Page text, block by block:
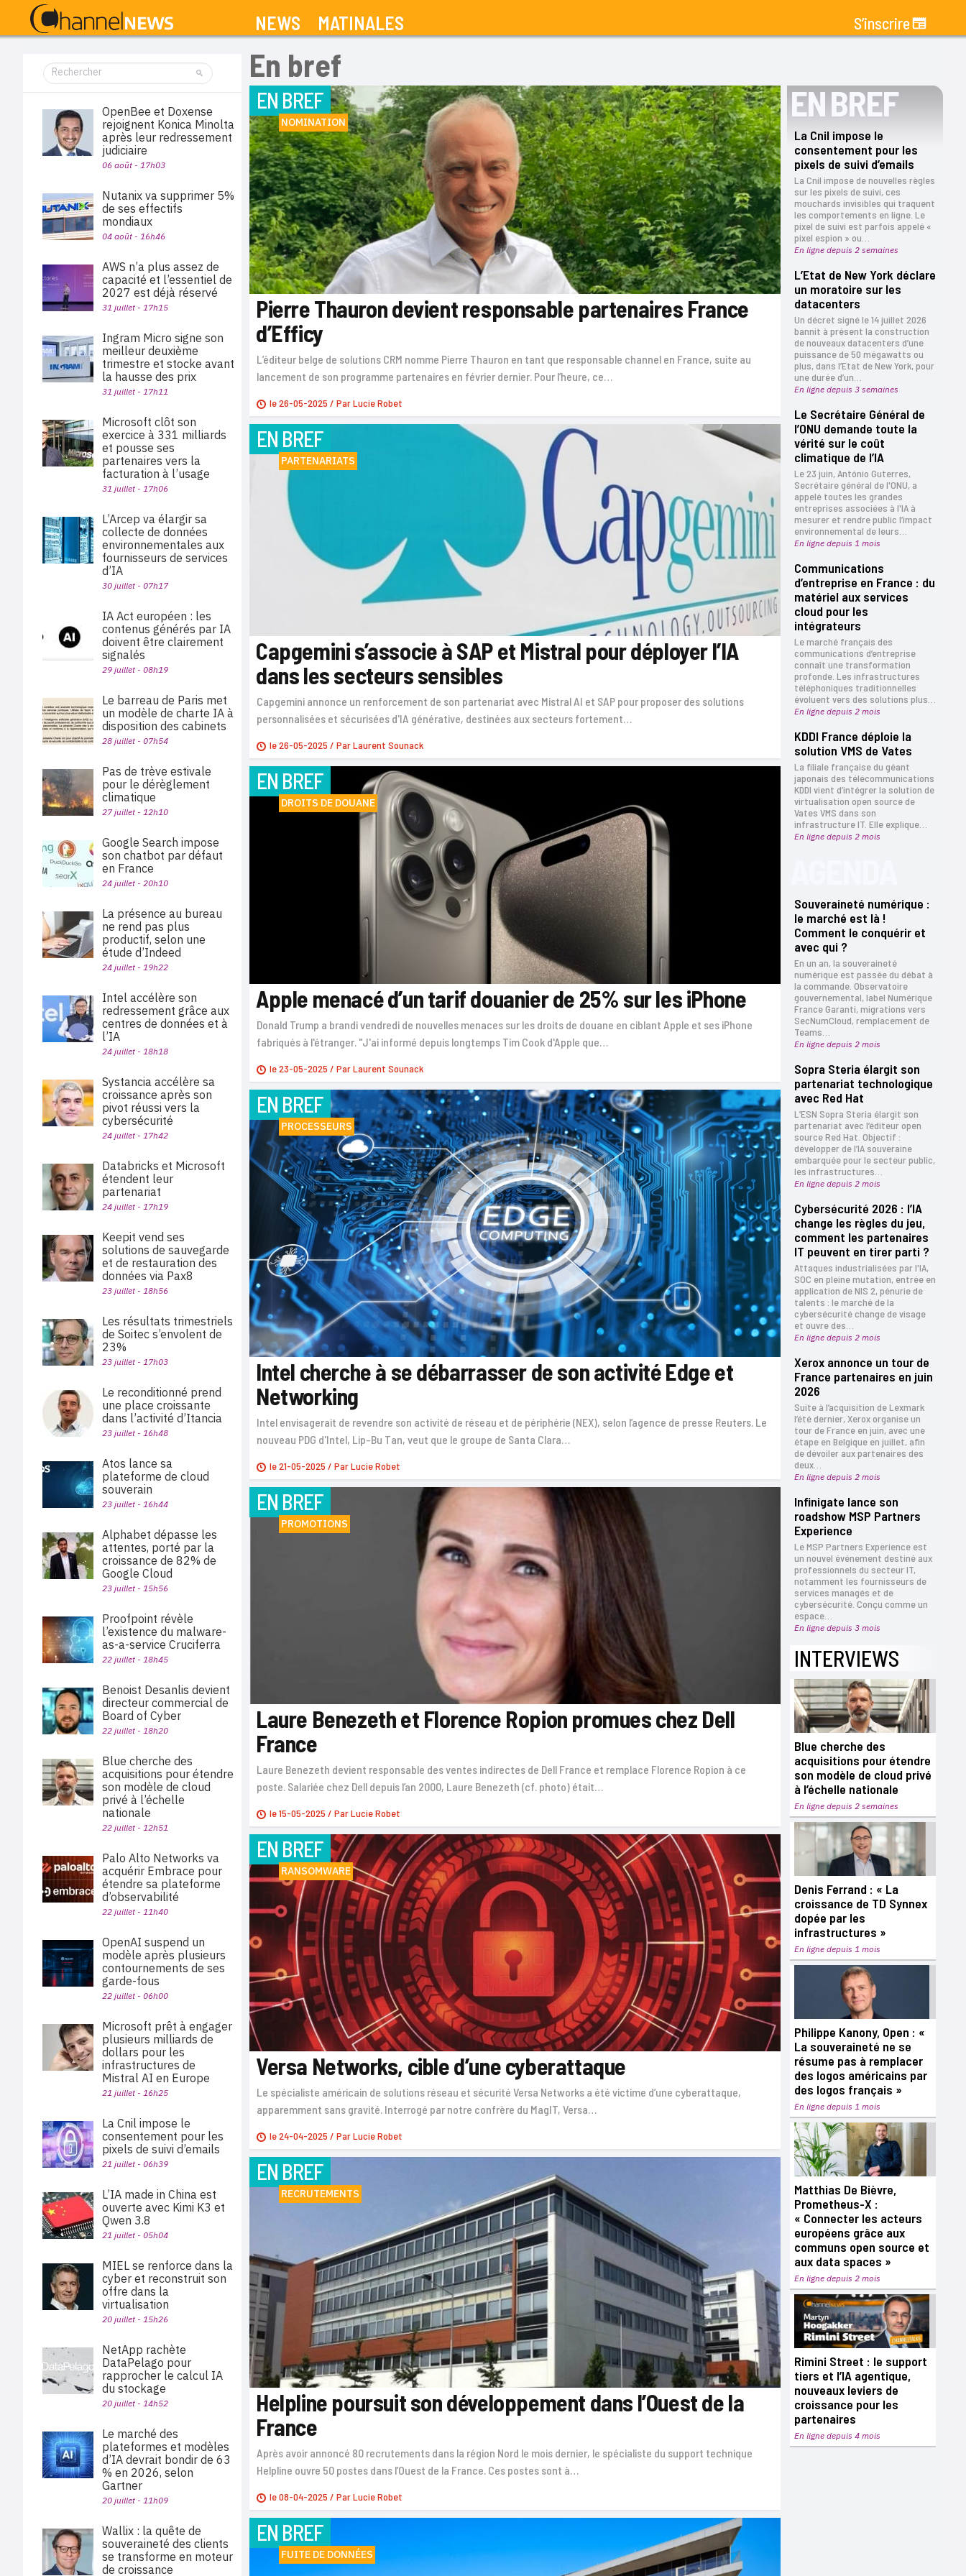
NEWS MATINALES S’inscrire
En bref
EN BREF
La Cnil impose le
consentement pour les
pixels de suivi d’emails
La Cnil impose de nouvelles règles
sur les pixels de suivi, ces
mouchards invisibles qui traquent
les comportements en ligne. Le
pixel de suivi est parfois appelé «
pixel espion » ou…
En ligne depuis 2 semaines
L’Etat de New York déclare
un moratoire sur les
datacenters
Un décret signé le 14 juillet 2026
bannit à présent la construction
de nouveaux datacenters d’une
puissance de 50 mégawatts ou
plus, dans l’Etat de New York, pour
une durée d’un…
En ligne depuis 3 semaines
Le Secrétaire Général de
l’ONU demande toute la
vérité sur le coût
climatique de l’IA
Le 23 juin, António Guterres,
Secrétaire général de l'ONU, a
appelé toutes les grandes
entreprises associées à l'IA à
mesurer et rendre public l’impact
environnemental de leurs…
En ligne depuis 1 mois
Communications
d’entreprise en France : du
matériel aux services
cloud pour les
intégrateurs
Le marché français des
communications d’entreprise
connaît une transformation
profonde. Les infrastructures
téléphoniques traditionnelles
évoluent vers des solutions plus…
En ligne depuis 2 mois
KDDI France déploie la
solution VMS de Vates
La filiale française du géant
japonais des télécommunications
KDDI vient d’intégrer la solution de
virtualisation open source de
Vates VMS dans son
infrastructure IT. Elle explique…
En ligne depuis 2 mois
Souveraineté numérique :
le marché est là !
Comment le conquérir et
avec qui ?
En un an, la souveraineté
numérique est passée du débat à
la commande. Observatoire
gouvernemental, label Numérique
France Garanti, migrations vers
SecNumCloud, remplacement de
Teams…
En ligne depuis 2 mois
Sopra Steria élargit son
partenariat technologique
avec Red Hat
L’ESN Sopra Steria élargit son
partenariat avec l’éditeur open
source Red Hat. Objectif :
développer de l’IA souveraine
embarquée pour le secteur public,
les infrastructures…
En ligne depuis 2 mois
Cybersécurité 2026 : l’IA
change les règles du jeu,
comment les partenaires
IT peuvent en tirer parti ?
Attaques industrialisées par l'IA,
SOC en pleine mutation, entrée en
application de NIS 2, pénurie de
talents : le marché de la
cybersécurité change de visage
et ouvre des…
En ligne depuis 2 mois
Xerox annonce un tour de
France partenaires en juin
2026
Suite à l’acquisition de Lexmark
l’été dernier, Xerox organise un
tour de France en juin, avec une
étape en Belgique en juillet, afin
de dévoiler aux partenaires des
deux…
En ligne depuis 2 mois
Infinigate lance son
roadshow MSP Partners
Experience
Le MSP Partners Experience est
un nouvel événement destiné aux
professionnels du secteur IT,
notamment les fournisseurs de
services managés et de
cybersécurité. Conçu comme un
espace…
En ligne depuis 3 mois
INTERVIEWS
Blue cherche des
acquisitions pour étendre
son modèle de cloud privé
à l’échelle nationale
En ligne depuis 2 semaines
Denis Ferrand : « La
croissance de TD Synnex
dopée par les
infrastructures »
En ligne depuis 1 mois
Philippe Kanony, Open : «
La souveraineté ne se
résume pas à remplacer
des logos américains par
des logos français »
En ligne depuis 1 mois
Matthias De Bièvre,
Prometheus-X :
« Connecter les acteurs
européens grâce aux
communs open source et
aux data spaces »
En ligne depuis 2 mois
Rimini Street : le support
tiers et l’IA agentique,
nouveaux leviers de
croissance pour les
partenaires
En ligne depuis 4 mois
EN BREF
NOMINATION
Pierre Thauron devient responsable partenaires France
d’Efficy
L’éditeur belge de solutions CRM nomme Pierre Thauron en tant que responsable channel en France, suite au
lancement de son programme partenaires en février dernier. Pour l’heure, ce…
le26-05-2025 / ParLucie Robet
EN BREF
PARTENARIATS
Capgemini s’associe à SAP et Mistral pour déployer l’IA
dans les secteurs sensibles
Capgemini annonce un renforcement de son partenariat avec Mistral AI et SAP pour proposer des solutions
personnalisées et sécurisées d'IA générative, destinées aux secteurs fortement…
le26-05-2025 / ParLaurent Sounack
EN BREF
DROITS DE DOUANE
Apple menacé d’un tarif douanier de 25% sur les iPhone
Donald Trump a brandi vendredi de nouvelles menaces sur les droits de douane en ciblant Apple et ses iPhone
fabriqués à l'étranger. "J'ai informé depuis longtemps Tim Cook d'Apple que…
le23-05-2025 / ParLaurent Sounack
EN BREF
PROCESSEURS
Intel cherche à se débarrasser de son activité Edge et
Networking
Intel envisagerait de revendre son activité de réseau et de périphérie (NEX), selon l’agence de presse Reuters. Le
nouveau PDG d'Intel, Lip-Bu Tan, veut que le groupe de Santa Clara…
le21-05-2025 / ParLucie Robet
EN BREF
PROMOTIONS
Laure Benezeth et Florence Ropion promues chez Dell
France
Laure Benezeth devient responsable des ventes indirectes de Dell France et remplace Florence Ropion à ce
poste. Salariée chez Dell depuis l’an 2000, Laure Benezeth (cf. photo) était…
le15-05-2025 / ParLucie Robet
EN BREF
RANSOMWARE
Versa Networks, cible d’une cyberattaque
Le spécialiste américain de solutions réseau et sécurité Versa Networks a été victime d’une cyberattaque,
apparemment sans gravité. Interrogé par notre confrère du MagIT, Versa…
le24-04-2025 / ParLucie Robet
EN BREF
RECRUTEMENTS
Helpline poursuit son développement dans l’Ouest de la
France
Après avoir annoncé 80 recrutements dans la région Nord le mois dernier, le spécialiste du support technique
Helpline ouvre 50 postes dans l’Ouest de la France. Ces postes sont à…
le08-04-2025 / ParLucie Robet
EN BREF
FUITE DE DONNÉES
OpenBee et Doxense
rejoignent Konica Minolta
après leur redressement
judiciaire
06 août - 17h03
Nutanix va supprimer 5%
de ses effectifs
mondiaux
04 août - 16h46
AWS n’a plus assez de
capacité et l’essentiel de
2027 est déjà réservé
31 juillet - 17h15
Ingram Micro signe son
meilleur deuxième
trimestre et stocke avant
la hausse des prix
31 juillet - 17h11
Microsoft clôt son
exercice à 331 milliards
et pousse ses
partenaires vers la
facturation à l’usage
31 juillet - 17h06
L’Arcep va élargir sa
collecte de données
environnementales aux
fournisseurs de services
d’IA
30 juillet - 07h17
IA Act européen : les
contenus générés par IA
doivent être clairement
signalés
29 juillet - 08h19
Le barreau de Paris met
un modèle de charte IA à
disposition des cabinets
28 juillet - 07h54
Pas de trève estivale
pour le dérèglement
climatique
27 juillet - 12h10
Google Search impose
son chatbot par défaut
en France
24 juillet - 20h10
La présence au bureau
ne rend pas plus
productif, selon une
étude d’Indeed
24 juillet - 19h22
Intel accélère son
redressement grâce aux
centres de données et à
l’IA
24 juillet - 18h18
Systancia accélère sa
croissance après son
pivot réussi vers la
cybersécurité
24 juillet - 17h42
Databricks et Microsoft
étendent leur
partenariat
24 juillet - 17h19
Keepit vend ses
solutions de sauvegarde
et de restauration des
données via Pax8
23 juillet - 18h56
Les résultats trimestriels
de Soitec s’envolent de
23%
23 juillet - 17h03
Le reconditionné prend
une place croissante
dans l’activité d’Itancia
23 juillet - 16h48
Atos lance sa
plateforme de cloud
souverain
23 juillet - 16h44
Alphabet dépasse les
attentes, porté par la
croissance de 82% de
Google Cloud
23 juillet - 15h56
Proofpoint révèle
l’existence du malware-
as-a-service Cruciferra
22 juillet - 18h45
Benoist Desanlis devient
directeur commercial de
Board of Cyber
22 juillet - 18h20
Blue cherche des
acquisitions pour étendre
son modèle de cloud
privé à l’échelle
nationale
22 juillet - 12h51
Palo Alto Networks va
acquérir Embrace pour
étendre sa plateforme
d’observabilité
22 juillet - 11h40
OpenAI suspend un
modèle après plusieurs
contournements de ses
garde-fous
22 juillet - 06h00
Microsoft prêt à engager
plusieurs milliards de
dollars pour les
infrastructures de
Mistral AI en Europe
21 juillet - 16h25
La Cnil impose le
consentement pour les
pixels de suivi d’emails
21 juillet - 06h39
L’IA made in China est
ouverte avec Kimi K3 et
Qwen 3.8
21 juillet - 05h04
MIEL se renforce dans la
cyber et reconstruit son
offre dans la
virtualisation
20 juillet - 15h26
NetApp rachète
DataPelago pour
rapprocher le calcul IA
du stockage
20 juillet - 14h52
Le marché des
plateformes et modèles
d’IA devrait bondir de 63
% en 2026, selon
Gartner
20 juillet - 11h09
Wallix : la quête de
souveraineté des clients
se transforme en moteur
de croissance